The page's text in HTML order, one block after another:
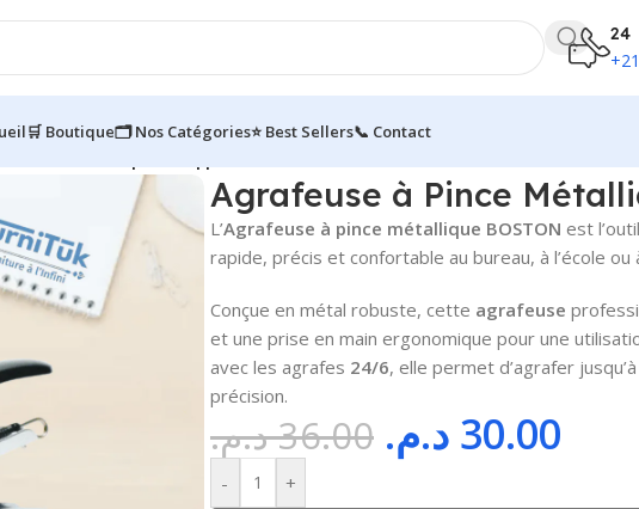
24
🛒 Boutique🗂️ Nos Catégories⭐ Best Sellers📞 Contact
Agrafeuse à Pince
L’Agrafeuse à pince métallique BOSTON est
rapide, précis et confortable au bureau, à l’école ou
Conçue en métal robuste, cette agrafeuse
et une prise en main ergonomique pour une
avec les agrafes 24/6, elle permet d’agrafer jusqu’à
précision.
36.00د.م. 30.00 د.م.
- +